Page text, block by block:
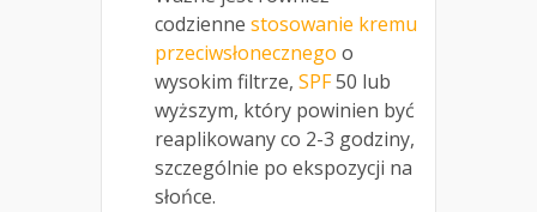
codzienne stosowanie kremu
przeciwsłonecznego o
wysokim filtrze, SPF50 lub
wyższym, który powinien być
reaplikowany co 2-3 godziny,
szczególnie po ekspozycji na
słońce.